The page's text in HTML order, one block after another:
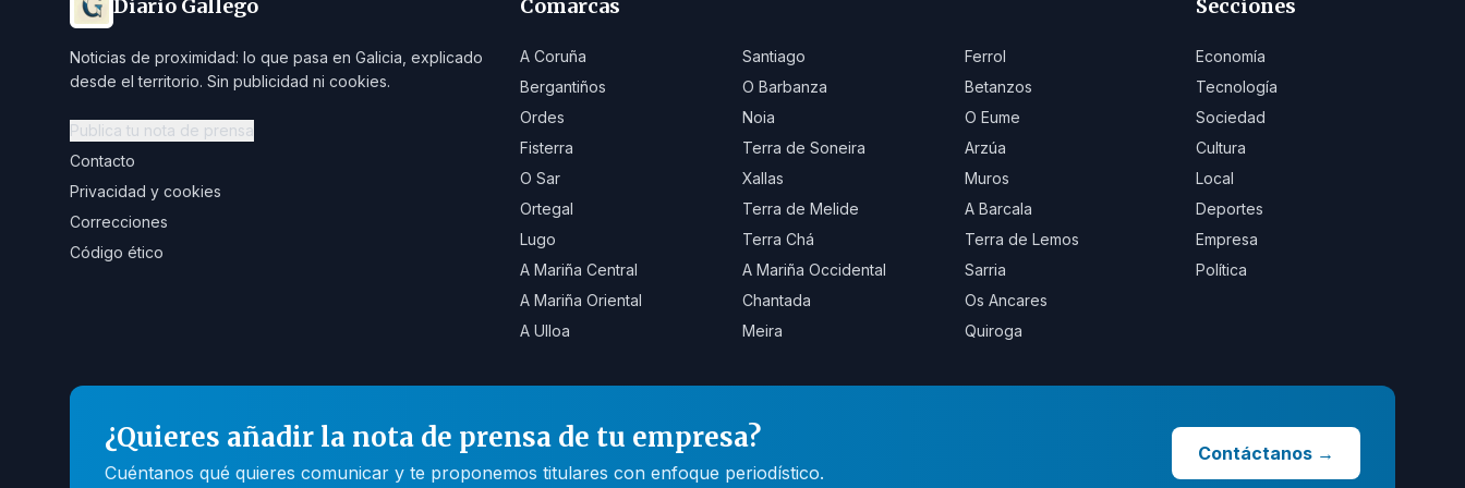
Diario Gallego
Noticias de proximidad: lo que pasa en Galicia, explicado
desde el territorio. Sin publicidad ni cookies.
Publica tu nota de prensa
Contacto
Privacidad y cookies
Correcciones
Código ético
Comarcas
A Coruña Santiago
Ferrol
Bergantiños
O Barbanza
Betanzos
Ordes
Noia
O Eume
Fisterra
Terra de Soneira
Arzúa
O Sar
Xallas
Muros
Ortegal
Terra de Melide
A Barcala
Lugo
Terra Chá
Terra de Lemos
A Mariña Central
A Mariña Occidental
Sarria
A Mariña Oriental
Chantada
Os Ancares
A Ulloa
Meira Quiroga
Secciones
Economía
Tecnología
Sociedad
Cultura
Local
Deportes
Empresa
Política
¿Quieres añadir la nota de prensa de tu empresa?
Cuéntanos qué quieres comunicar y te proponemos titulares con enfoque periodístico.
Contáctanos →